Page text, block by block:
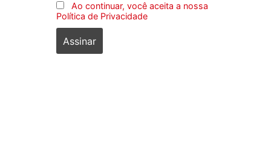
Ao continuar, você aceita a nossa
Política de Privacidade